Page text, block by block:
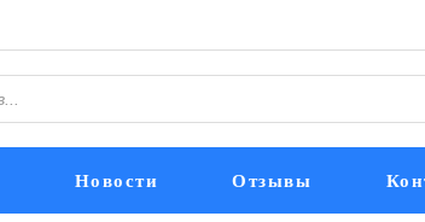
Новости Отзывы